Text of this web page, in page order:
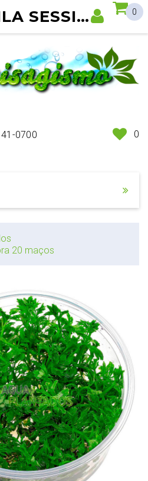
0700 0
0
20 maços
LIMNOPHILA SESSILIFLORA